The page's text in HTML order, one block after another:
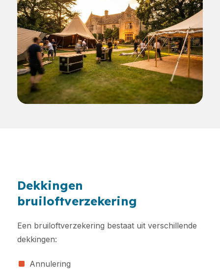
Dekkingen
bruiloftverzekering
Een bruiloftverzekering bestaat uit verschillende
dekkingen:
Annulering